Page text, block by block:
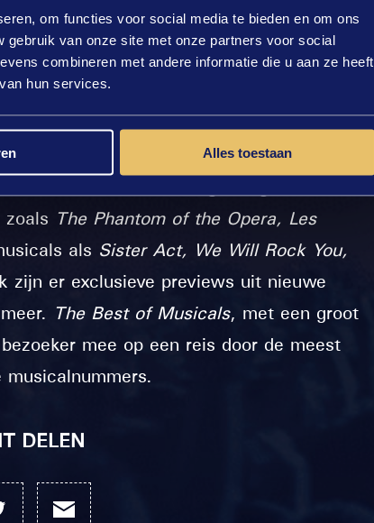
om functies voor social media te bieden en om ons
van onze site met onze partners voor social
combineren met andere informatie die u aan ze heeft
hun services.
Alles toestaan
2024.Eerder was al bekend gemaakt dat
Michel Mulder en Susanna Klibansky
show te worden, waar musicals en
The Phantom of the Opera, Les
als Sister Act, We Will Rock You,
zijn er exclusieve previews uit nieuwe
The Best of Musicals, met een groot
mee op een reis door de meest
DELEN